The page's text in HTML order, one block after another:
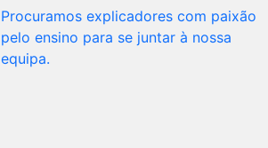
Procuramos explicadores com paixão
pelo ensino para se juntar à nossa
equipa.